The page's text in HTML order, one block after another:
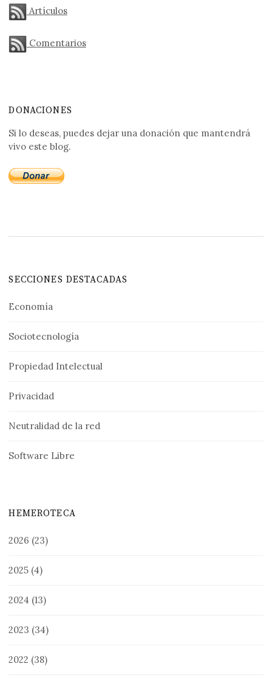
Artículos
Comentarios
DONACIONES
Si lo deseas, puedes dejar una donación que mantendrá
vivo este blog.
SECCIONES DESTACADAS
Economía
Sociotecnología
Propiedad Intelectual
Privacidad
Neutralidad de la red
Software Libre
HEMEROTECA
2026 (23)
2025 (4)
2024 (13)
2023 (34)
2022 (38)